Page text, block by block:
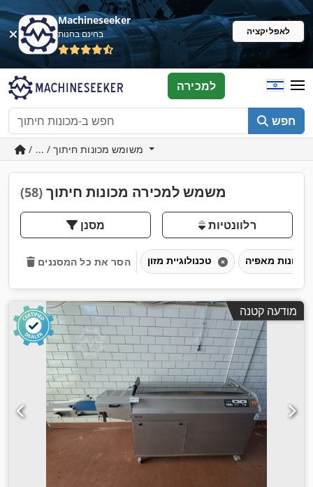
Machineseeker
בחינם בחנות לאפליקציה
חפש
למכירה
משמש למכירה מכונות חיתוך (58)
מסנן רלוונטיות
הסר את כל המסננים
מודעה קטנה